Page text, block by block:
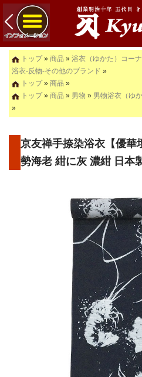
トップ» 商品 » 浴衣（ゆかた）コー
浴衣-反物-その他のブランド »
トップ» 商品 »
トップ» 商品 » 男物 » 男物浴衣（ゆ
»
京友禅手捺染浴衣【優華
勢海老 紺に灰 濃紺 日本